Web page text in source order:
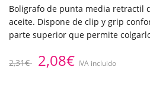
Boligrafo de punta media retractil
aceite. Dispone de clip y grip
parte superior que permite
2,31€ 2,08€ IVA incluido